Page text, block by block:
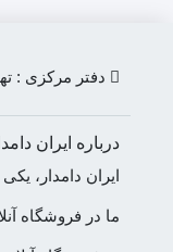
دفتر مرکزی :
درباره ایران
ایران دامدار،
ما در فروشگاه